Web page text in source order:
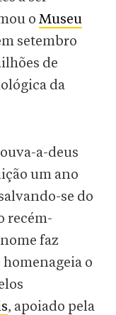
o Museu
setembro
de
da
a-deus
um ano
se do
recém-
faz
o
, apoiado pela